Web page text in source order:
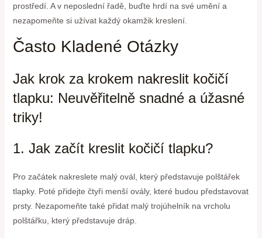
prostředí. A v neposlední řadě, buďte hrdí na své umění a
nezapomeňte si užívat každý okamžik kreslení.
Často Kladené Otázky
Jak krok za krokem nakreslit kočičí
tlapku: Neuvěřitelně snadné a úžasné
triky!
1. Jak začít kreslit kočičí tlapku?
Pro začátek nakreslete malý ovál, který představuje polštářek
tlapky. Poté přidejte čtyři menší ovály, které budou představovat
prsty. Nezapomeňte také přidat malý trojúhelník na vrcholu
polštářku, který představuje dráp.